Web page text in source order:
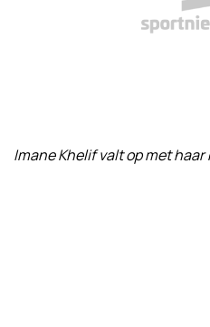
Imane Khelif valt op met